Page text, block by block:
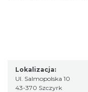
Lokalizacja:
Ul. Salmopolska 10
43-370 Szczyrk